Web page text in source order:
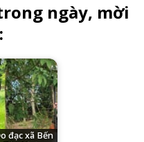
ngày, mời
đạc xã Bến